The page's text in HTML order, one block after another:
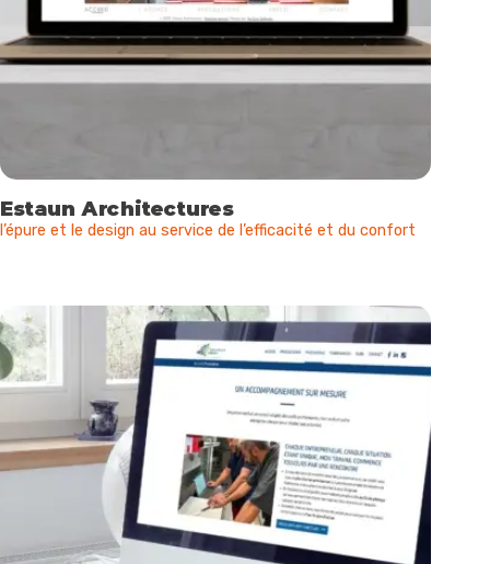
Estaun Architectures
l’épure et le design au service de l’efficacité et du confort